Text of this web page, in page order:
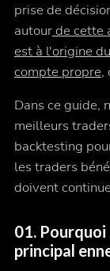
prise de
autourde cette
est à l'origine
compte propre,
Dans ce guide,
meilleurs
backtesting
les traders
doivent
01. Pourquoi
principal